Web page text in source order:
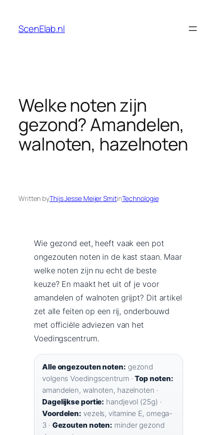
content
ScenElab.nl
Welke noten zijn
gezond? Amandelen,
walnoten, hazelnoten
Written byThijs Jesse Meijer SmitinTechnologie
Wie gezond eet, heeft vaak een pot
ongezouten noten in de kast staan. Maar
welke noten zijn nu echt de beste
keuze? En maakt het uit of je voor
amandelen of walnoten grijpt? Dit artikel
zet alle feiten op een rij, onderbouwd
met officiële adviezen van het
Voedingscentrum.
Alle ongezouten noten: gezond
volgens Voedingscentrum ·Top noten:
amandelen, walnoten, hazelnoten ·
Dagelijkse portie: handjevol (25g) ·
Voordelen: vezels, vitamine E, omega-
3 · Gezouten noten: minder gezond